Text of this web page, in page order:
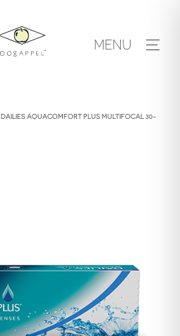
MENU
DAILIES AQUACOMFORT PLUS MULTIFOCAL 30-